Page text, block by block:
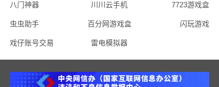
八门神器 川川云手机 7723游戏盒
虫虫助手 百分网游戏盒 闪玩游戏
戏仔账号交易 雷电模拟器